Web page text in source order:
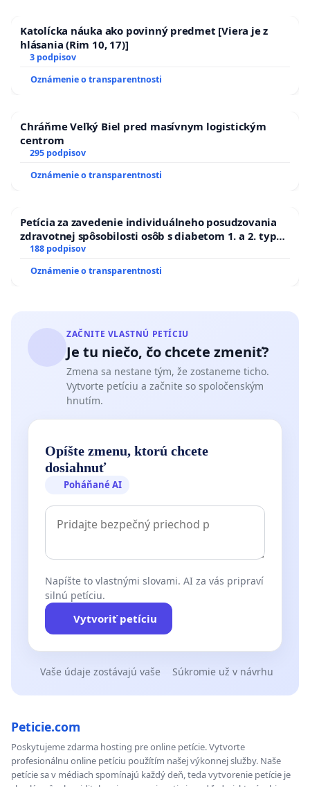
Katolícka náuka ako povinný predmet [Viera je z
hlásania (Rim 10, 17)]
3 podpisov
Oznámenie o transparentnosti
Chráňme Veľký Biel pred masívnym logistickým
centrom
295 podpisov
Oznámenie o transparentnosti
Petícia za zavedenie individuálneho posudzovania
zdravotnej spôsobilosti osôb s diabetom 1. a 2. typu
pri prijímaní do Policajného zboru SR
188 podpisov
Oznámenie o transparentnosti
ZAČNITE VLASTNÚ PETÍCIU
Je tu niečo, čo chcete zmeniť?
Zmena sa nestane tým, že zostaneme ticho.
Vytvorte petíciu a začnite so spoločenským
hnutím.
Opíšte zmenu, ktorú chcete
dosiahnuť
Poháňané AI
Napíšte to vlastnými slovami. AI za vás pripraví
silnú petíciu.
Vytvoriť petíciu
Vaše údaje zostávajú vaše Súkromie už v návrhu
Peticie.com
Poskytujeme zdarma hosting pre online petície. Vytvorte
profesionálnu online petíciu použítím našej výkonnej služby. Naše
petície sa v médiach spomínajú každý deň, teda vytvorenie petície je